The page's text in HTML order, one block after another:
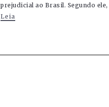
prejudicial ao Brasil. Segundo ele,
Leia